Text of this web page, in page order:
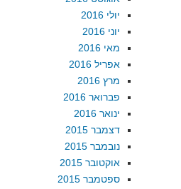
יולי 2016
יוני 2016
מאי 2016
אפריל 2016
מרץ 2016
פברואר 2016
ינואר 2016
דצמבר 2015
נובמבר 2015
אוקטובר 2015
ספטמבר 2015